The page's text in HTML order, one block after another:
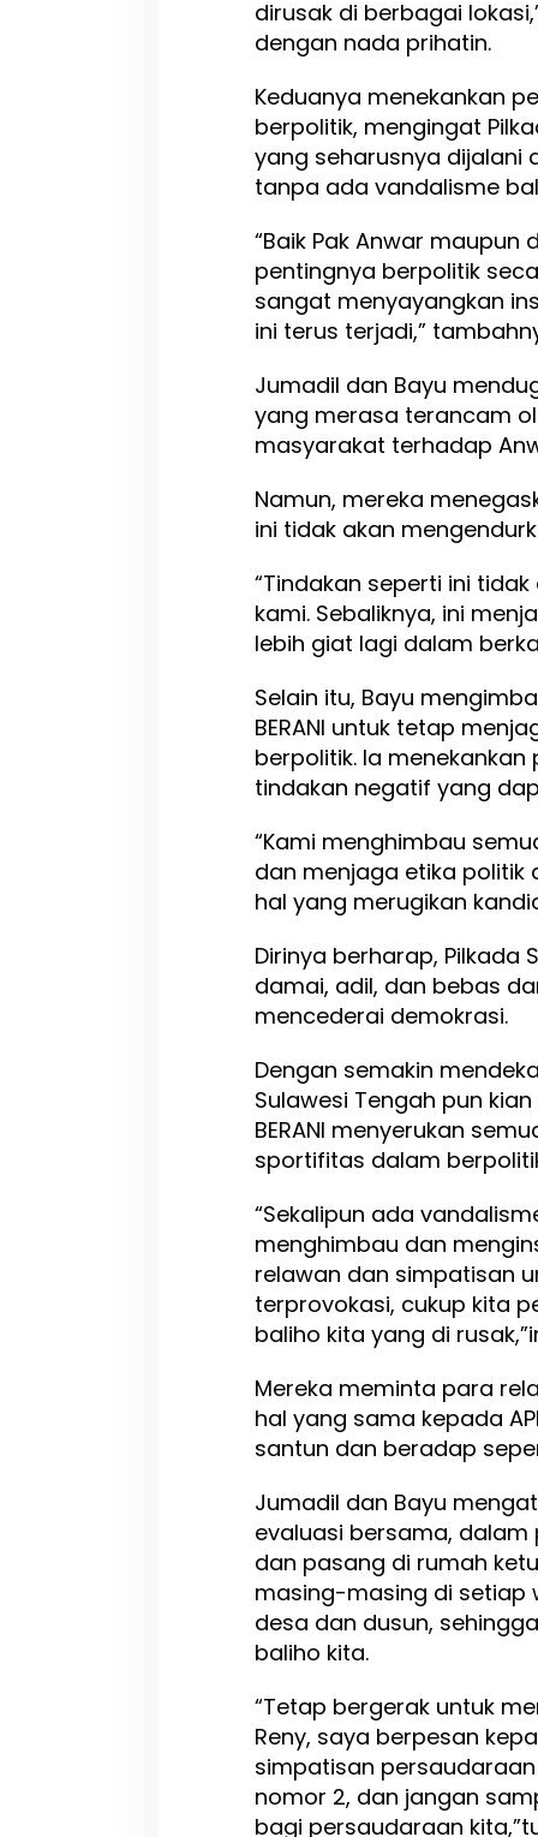
o
k
a
i
dirusak di berbagai
dengan nada prihatin.
Keduanya menekankan
berpolitik, mengingat
yang seharusnya dijalani
tanpa ada vandalisme
“Baik Pak Anwar maupun
pentingnya berpolitik
sangat menyayangkan
ini terus terjadi,”
Jumadil dan Bayu
yang merasa terancam
masyarakat terhadap
Namun, mereka
ini tidak akan
“Tindakan seperti ini
kami. Sebaliknya, ini
lebih giat lagi dalam
Selain itu, Bayu
BERANI untuk tetap
berpolitik. Ia
tindakan negatif yang
“Kami menghimbau
dan menjaga etika
hal yang merugikan
Dirinya berharap, Pilkada
damai, adil, dan bebas
mencederai demokrasi.
Dengan semakin
Sulawesi Tengah pun
BERANI menyerukan
sportifitas dalam
“Sekalipun ada
menghimbau dan
relawan dan simpatisan
terprovokasi, cukup kita
baliho kita yang di
Mereka meminta para
hal yang sama kepada
santun dan beradap
Jumadil dan Bayu
evaluasi bersama,
dan pasang di rumah
masing-masing di setiap
desa dan dusun,
baliho kita.
“Tetap bergerak untuk
Reny, saya berpesan
simpatisan
nomor 2, dan jangan
bagi persaudaraan